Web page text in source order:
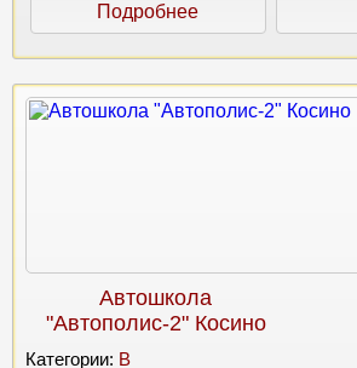
Подробнее
Автошкола
"Автополис-2" Косино
Категории: B